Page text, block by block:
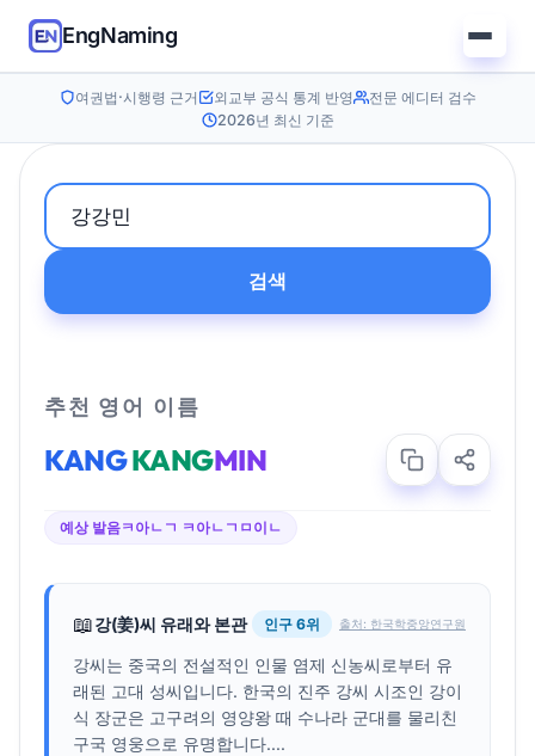
EngNaming
여권법·시행령 근거 외교부 공식 통계 반영
전문 에디터 검수
2026년 최신 기준
검색
추천 영어 이름
KANGKANGMIN
예상 발음ㅋ아ㄴㄱ ㅋ아ㄴㄱㅁ이ㄴ
📖강(姜)씨 유래와 본관 인구 6위 출처: 한국학중앙연구원
강씨는 중국의 전설적인 인물 염제 신농씨로부터 유
래된 고대 성씨입니다. 한국의 진주 강씨 시조인 강이
식 장군은 고구려의 영양왕 때 수나라 군대를 물리친
구국 영웅으로 유명합니다....